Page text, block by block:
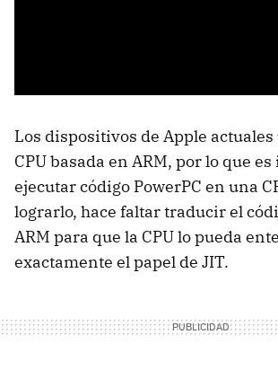
Los dispositivos de Apple
CPU basada en ARM, por lo que
ejecutar código PowerPC en una
lograrlo, hace faltar traducir el
ARM para que la CPU lo pueda
exactamente el papel de JIT.